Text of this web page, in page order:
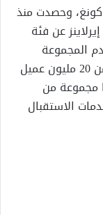
وحصدت منذ
إيرلاينز عن فئة
المجموعة
خدماتها في 75 مطاراً في 30 دولة لأكثر من 20 مليون عميل
مجموعة من
الاستقبال